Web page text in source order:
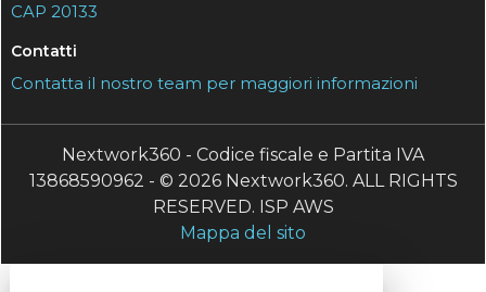
CAP 20133
Contatti
Contatta il nostro team per maggiori informazioni
Nextwork360 - Codice fiscale e Partita IVA
13868590962 - © 2026 Nextwork360. ALL RIGHTS
RESERVED. ISP AWS
Mappa del sito